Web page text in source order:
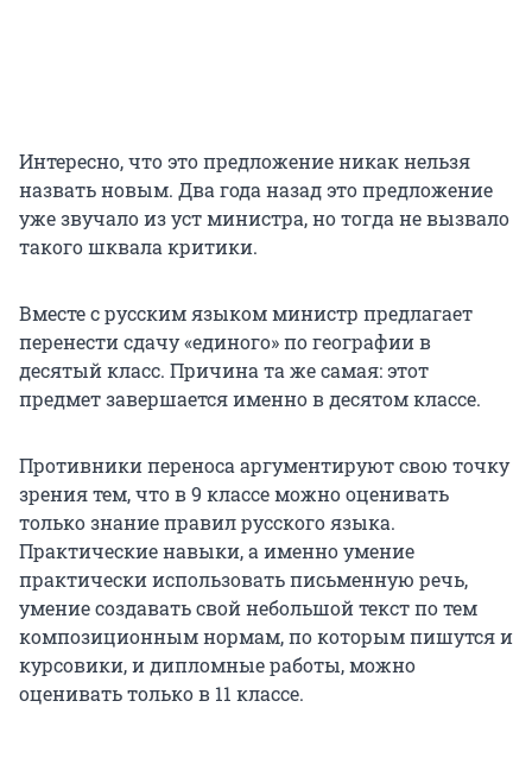
Интересно, что это предложение никак нельзя
назвать новым. Два года назад это предложение
уже звучало из уст министра, но тогда не вызвало
такого шквала критики.
Вместе с русским языком министр предлагает
перенести сдачу «единого» по географии в
десятый класс. Причина та же самая: этот
предмет завершается именно в десятом классе.
Противники переноса аргументируют свою точку
зрения тем, что в 9 классе можно оценивать
только знание правил русского языка.
Практические навыки, а именно умение
практически использовать письменную речь,
умение создавать свой небольшой текст по тем
композиционным нормам, по которым пишутся и
курсовики, и дипломные работы, можно
оценивать только в 11 классе.